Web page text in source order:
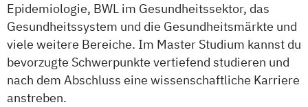
Epidemiologie, BWL im Gesundheitssektor, das
Gesundheitssystem und die Gesundheitsmärkte und
viele weitere Bereiche. Im Master Studium kannst du
bevorzugte Schwerpunkte vertiefend studieren und
nach dem Abschluss eine wissenschaftliche Karriere
anstreben.